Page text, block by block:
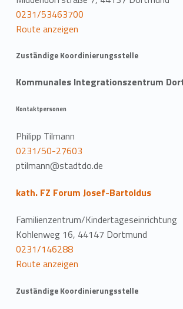
0231/53463700
Route anzeigen
Zuständige Koordinierungsstelle
Kommunales Integrationszentrum
Kontaktpersonen
Philipp Tilmann
0231/50-27603
ptilmann@stadtdo.de
kath. FZ Forum Josef-Bartoldus
Familienzentrum/Kindertageseinrichtung
Kohlenweg 16, 44147 Dortmund
0231/146288
Route anzeigen
Zuständige Koordinierungsstelle